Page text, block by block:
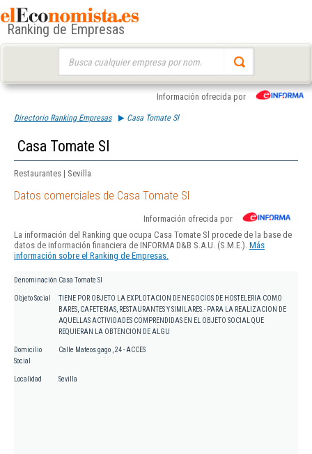
Ranking de Empresas
Información ofrecida por
Directorio Ranking Empresas Casa Tomate Sl
Casa Tomate Sl
Restaurantes | Sevilla
Datos comerciales de Casa Tomate Sl
Información ofrecida por
La información del Ranking que ocupa Casa Tomate Sl procede de la base de
datos de información financiera de INFORMA D&B S.A.U. (S.M.E.). Más
información sobre el Ranking de Empresas.
Denominación Casa Tomate Sl
Objeto Social
TIENE POR OBJETO LA EXPLOTACION DE NEGOCIOS DE HOSTELERIA COMO
BARES, CAFETERIAS, RESTAURANTES Y SIMILARES.- PARA LA REALIZACION DE
AQUELLAS ACTIVIDADES COMPRENDIDAS EN EL OBJETO SOCIAL QUE
REQUIERAN LA OBTENCION DE ALGU
Domicilio
Social
Calle Mateos gago , 24 - ACCES
Localidad Sevilla